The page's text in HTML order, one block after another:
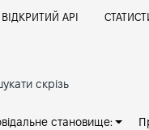
ВІДКРИТИЙ АРІ
скрізь
становище: